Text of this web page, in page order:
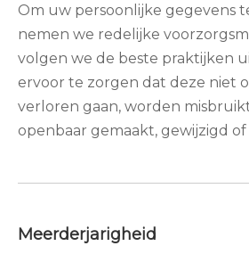
Om uw persoonlijke gegevens
nemen we redelijke
volgen we de beste praktijken
ervoor te zorgen dat deze niet
verloren gaan, worden
openbaar gemaakt, gewijzigd
Meerderjarigheid